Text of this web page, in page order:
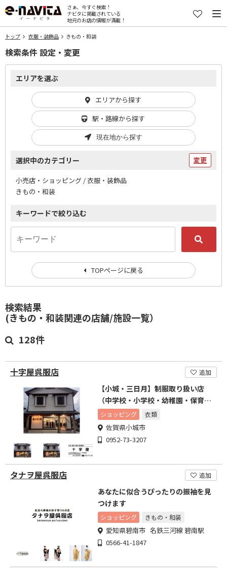
さぁ、今すぐ検索！
ナビタに掲載されている
地元のお店の情報が満載！
トップ 衣服・装飾品 きもの・和装
検索結果
(きもの・和装関連の店舗/施設一覧）
128件
十字屋呉服店 追加
【小城・三日月】制服取り扱い店
（中学校・小学校・幼稚園・保育
園）
ショッピング 衣類
佐賀県小城市
0952-73-3207
タナヲ屋呉服店 追加
あなたに似合うぴったりの振袖を見
つけます
ショッピング きもの・和装
愛知県碧南市 名鉄三河線 碧南駅
0566-41-1847
検索条件 設定・変更
エリアを選ぶ
エリアから探す
駅・路線から探す
現在地から探す
選択中のカテゴリー 変更
小売店・ショッピング / 衣服・装飾品
きもの・和装
キーワードで絞り込む
TOPページに戻る